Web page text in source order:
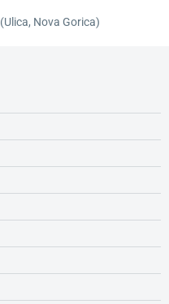
(Ulica, Nova Gorica)